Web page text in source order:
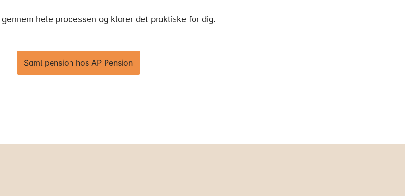
hele processen og klarer det praktiske for dig.
Saml pension hos AP Pension